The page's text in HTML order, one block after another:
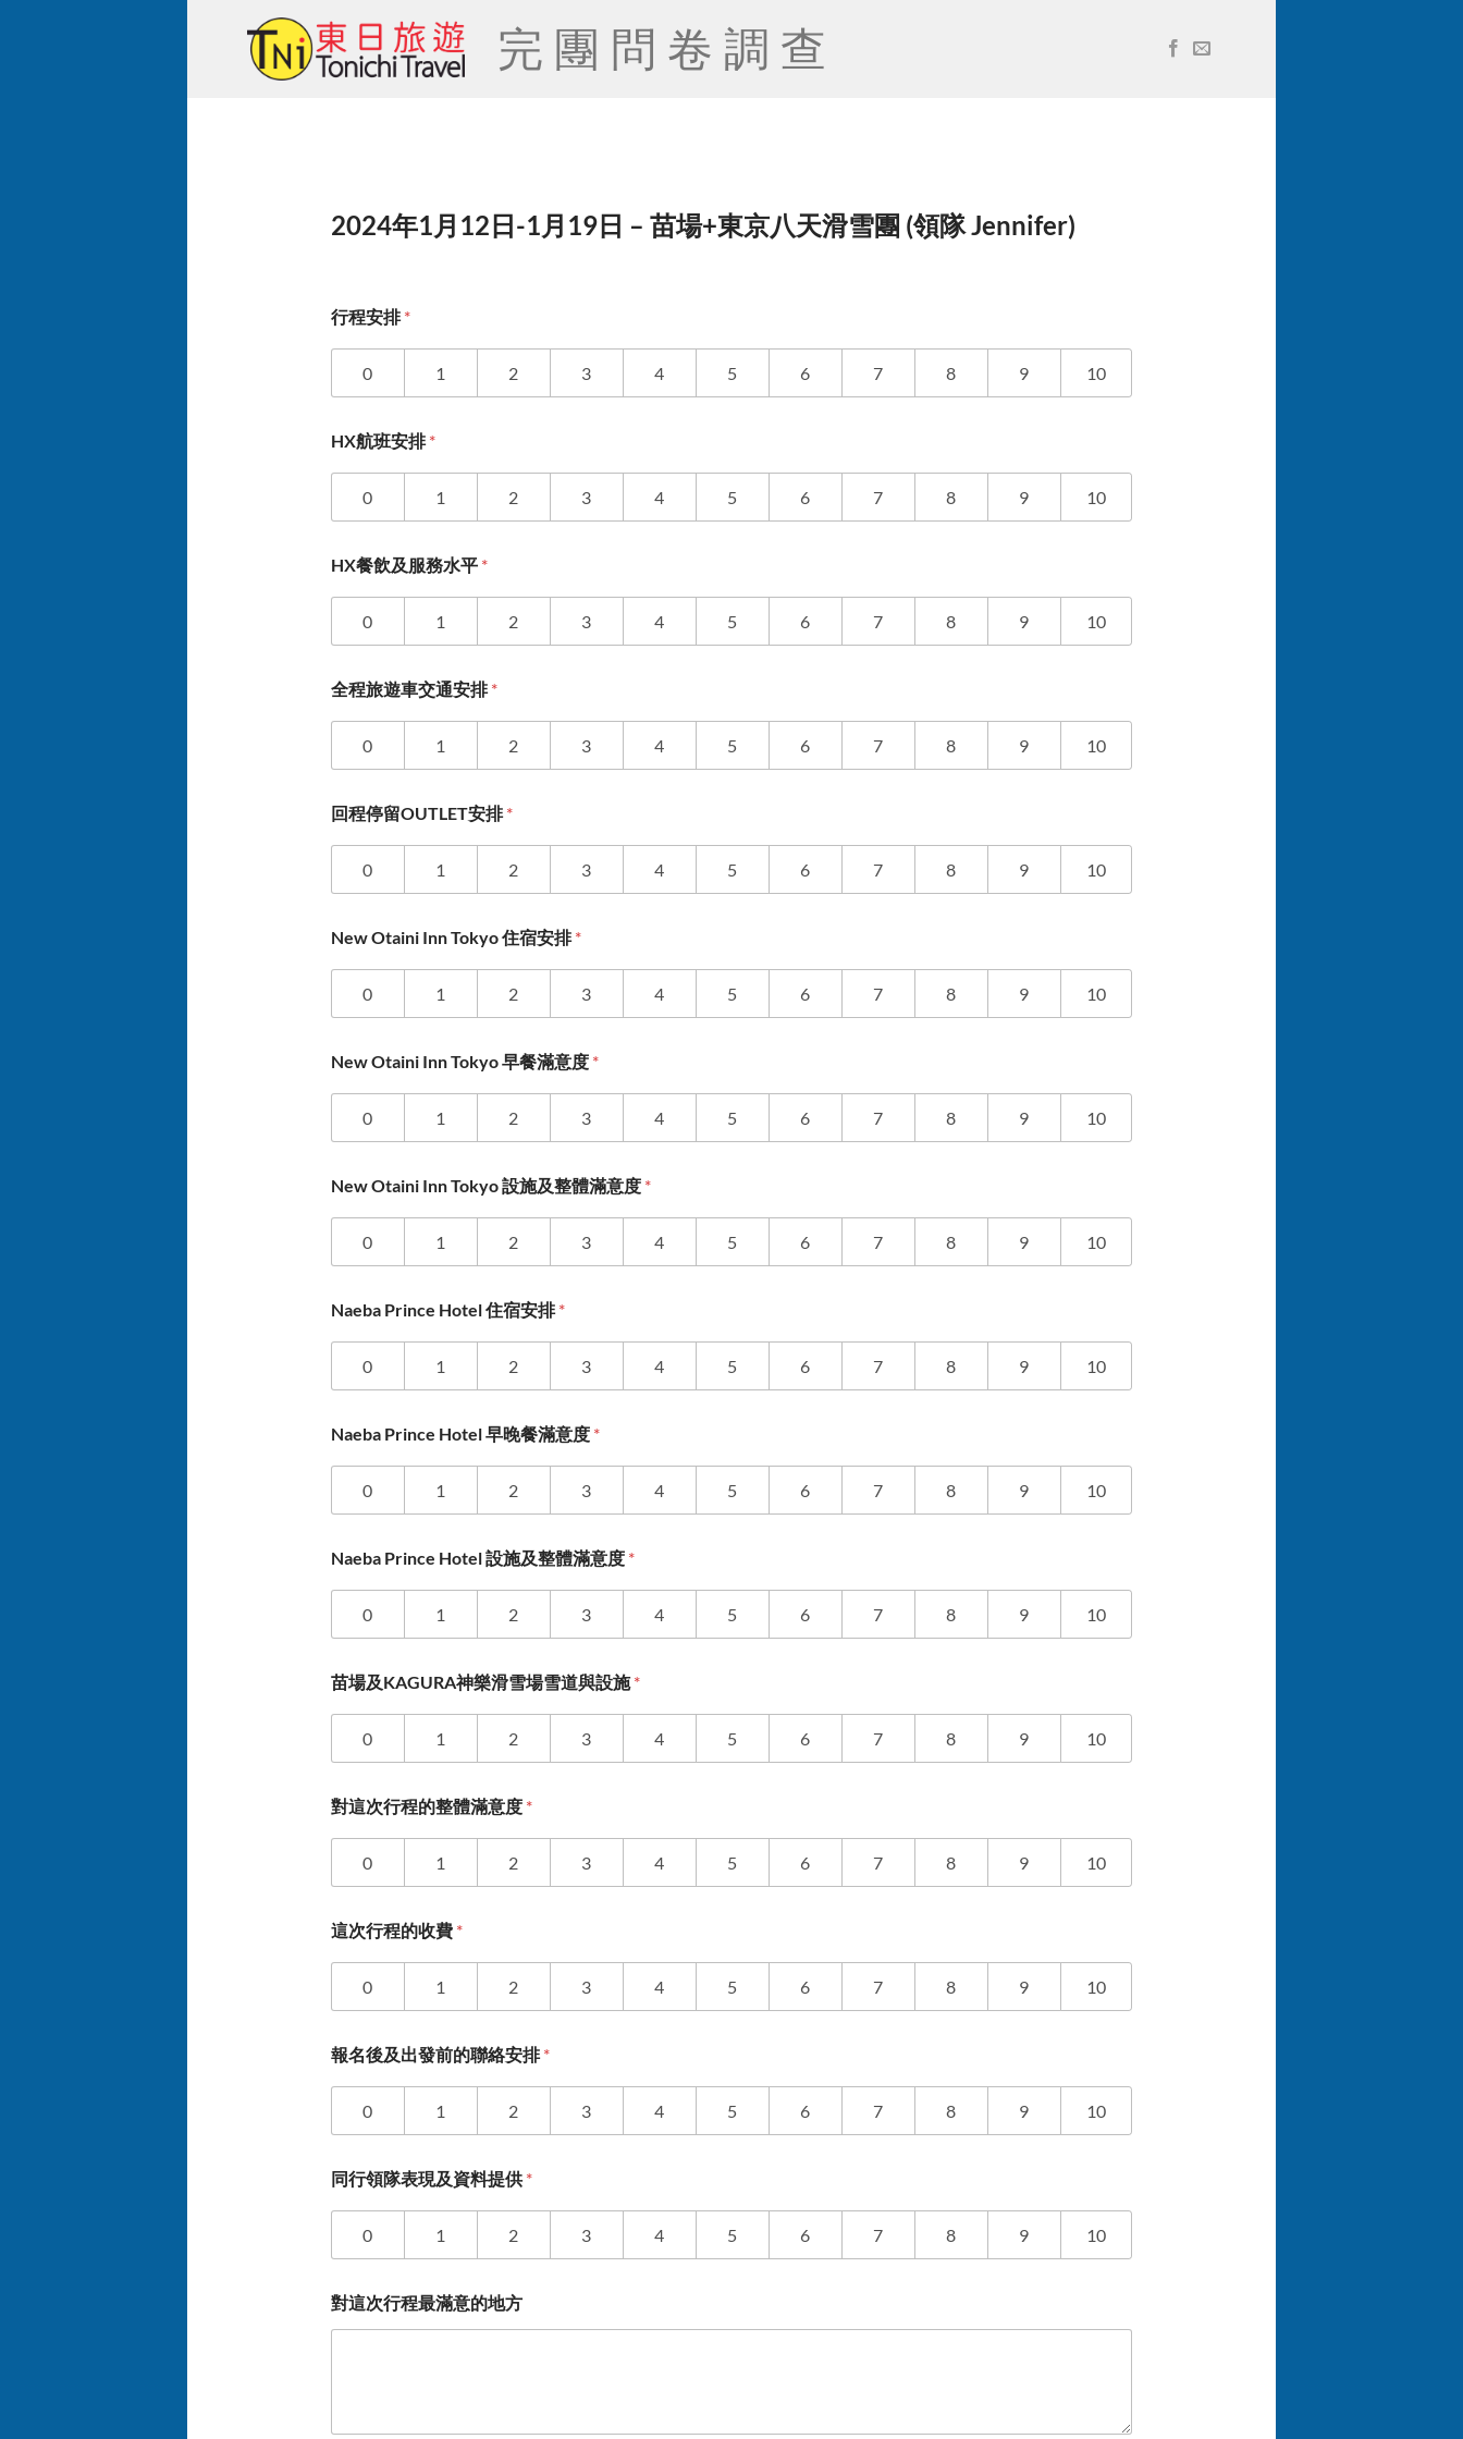
完團問卷調查
2024年1月12日-1月19日 – 苗場+東京八天滑雪團 (領隊 Jennifer)
行程安排*
0 1 2 3 4 5 6 7 8 9 10
HX航班安排*
0 1 2 3 4 5 6 7 8 9 10
HX餐飲及服務水平 *
0 1 2 3 4 5 6 7 8 9 10
全程旅遊車交通安排*
0 1 2 3 4 5 6 7 8 9 10
回程停留OUTLET安排*
0 1 2 3 4 5 6 7 8 9 10
New Otaini Inn Tokyo 住宿安排*
0 1 2 3 4 5 6 7 8 9 10
New Otaini Inn Tokyo 早餐滿意度 *
0 1 2 3 4 5 6 7 8 9 10
New Otaini Inn Tokyo 設施及整體滿意度 *
0 1 2 3 4 5 6 7 8 9 10
Naeba Prince Hotel 住宿安排*
0 1 2 3 4 5 6 7 8 9 10
Naeba Prince Hotel 早晚餐滿意度 *
0 1 2 3 4 5 6 7 8 9 10
Naeba Prince Hotel 設施及整體滿意度 *
0 1 2 3 4 5 6 7 8 9 10
苗場及KAGURA神樂滑雪場雪道與設施*
0 1 2 3 4 5 6 7 8 9 10
對這次行程的整體滿意度 *
0 1 2 3 4 5 6 7 8 9 10
這次行程的收費 *
0 1 2 3 4 5 6 7 8 9 10
報名後及出發前的聯絡安排*
0 1 2 3 4 5 6 7 8 9 10
同行領隊表現及資料提供 *
0 1 2 3 4 5 6 7 8 9 10
對這次行程最滿意的地方